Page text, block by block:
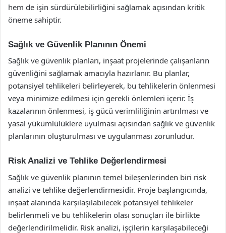
hem de işin sürdürülebilirliğini sağlamak açısından kritik
öneme sahiptir.
Sağlık ve Güvenlik Planının Önemi
Sağlık ve güvenlik planları, inşaat projelerinde çalışanların
güvenliğini sağlamak amacıyla hazırlanır. Bu planlar,
potansiyel tehlikeleri belirleyerek, bu tehlikelerin önlenmesi
veya minimize edilmesi için gerekli önlemleri içerir. İş
kazalarının önlenmesi, iş gücü verimliliğinin artırılması ve
yasal yükümlülüklere uyulması açısından sağlık ve güvenlik
planlarının oluşturulması ve uygulanması zorunludur.
Risk Analizi ve Tehlike Değerlendirmesi
Sağlık ve güvenlik planının temel bileşenlerinden biri risk
analizi ve tehlike değerlendirmesidir. Proje başlangıcında,
inşaat alanında karşılaşılabilecek potansiyel tehlikeler
belirlenmeli ve bu tehlikelerin olası sonuçları ile birlikte
değerlendirilmelidir. Risk analizi, işçilerin karşılaşabileceği